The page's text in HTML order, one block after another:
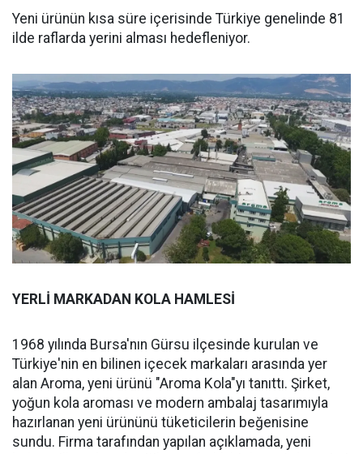
Yeni ürünün kısa süre içerisinde Türkiye genelinde 81
ilde raflarda yerini alması hedefleniyor.
YERLİ MARKADAN KOLA HAMLESİ
1968 yılında Bursa'nın Gürsu ilçesinde kurulan ve
Türkiye'nin en bilinen içecek markaları arasında yer
alan Aroma, yeni ürünü "Aroma Kola"yı tanıttı. Şirket,
yoğun kola aroması ve modern ambalaj tasarımıyla
hazırlanan yeni ürününü tüketicilerin beğenisine
sundu. Firma tarafından yapılan açıklamada, yeni